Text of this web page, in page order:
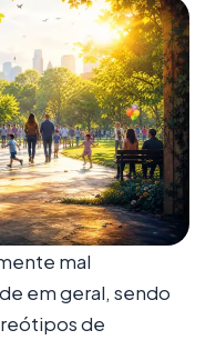
mal
em geral, sendo
de